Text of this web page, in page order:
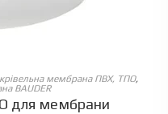
мембрана ПВХ, ТПО,
BAUDER
для мембрани